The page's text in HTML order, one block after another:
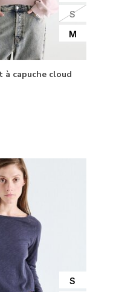
S
M
à capuche cloud
S